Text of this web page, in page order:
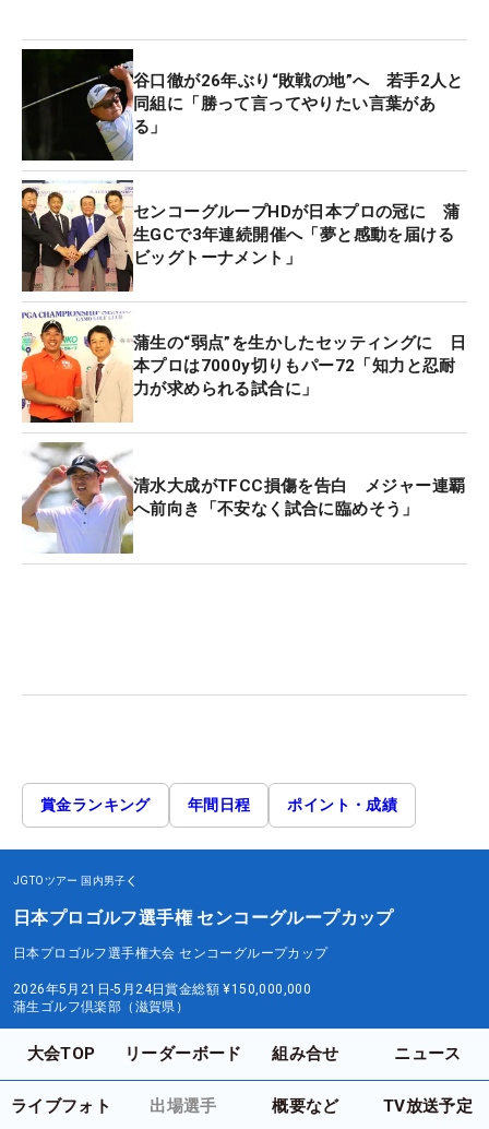
谷口徹が26年ぶり“敗戦の地”へ 若手2人と
同組に「勝って言ってやりたい言葉があ
る」
センコーグループHDが日本プロの冠に 蒲
生GCで3年連続開催へ「夢と感動を届ける
ビッグトーナメント」
蒲生の“弱点”を生かしたセッティングに 日
本プロは7000y切りもパー72「知力と忍耐
力が求められる試合に」
清水大成がTFCC損傷を告白 メジャー連覇
へ前向き「不安なく試合に臨めそう」
賞金ランキング 年間日程 ポイント・成績
JGTOツアー 国内男子
日本プロゴルフ選手権 センコーグループカップ
日本プロゴルフ選手権大会 センコーグループカップ
2026年5月21日-5月24日賞金総額 ¥150,000,000
蒲生ゴルフ倶楽部（滋賀県）
大会TOP リーダーボード 組み合せ ニュース
ライブフォト 出場選手 概要など TV放送予定